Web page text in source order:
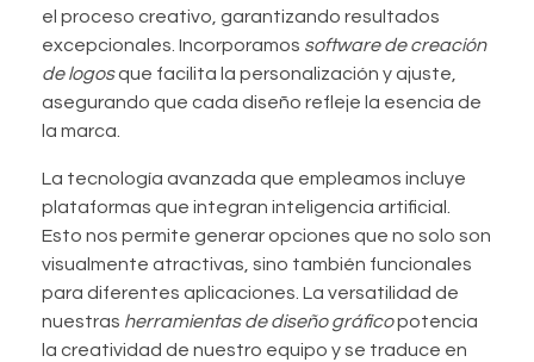
el proceso creativo, garantizando resultados
excepcionales. Incorporamos software de creación
de logosque facilita la personalización y ajuste,
asegurando que cada diseño refleje la esencia de
la marca.
La tecnología avanzada que empleamos incluye
plataformas que integran inteligencia artificial.
Esto nos permite generar opciones que no solo son
visualmente atractivas, sino también funcionales
para diferentes aplicaciones. La versatilidad de
nuestras herramientas de diseño gráficopotencia
la creatividad de nuestro equipo y se traduce en